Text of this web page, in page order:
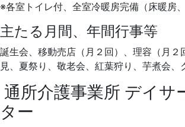
※各室トイレ付、全室冷暖房完備（床暖房、
主たる月間、年間行事等
誕生会、移動売店（月２回）、理容（月２
見、夏祭り、敬老会、紅葉狩り、芋煮会、
通所介護事業所 デイサ
ター